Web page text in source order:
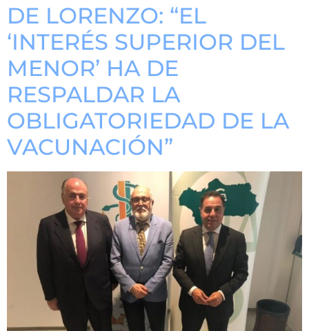
DE LORENZO: “EL
‘INTERÉS SUPERIOR DEL
MENOR’ HA DE
RESPALDAR LA
OBLIGATORIEDAD DE LA
VACUNACIÓN”